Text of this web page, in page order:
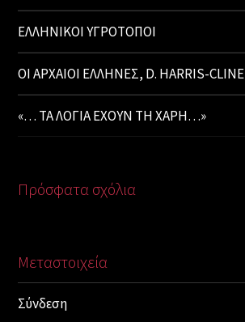
ΕΛΛΗΝΙΚΟΙ ΥΓΡΟΤΟΠΟΙ
ΟΙ ΑΡΧΑΙΟΙ ΕΛΛΗΝΕΣ, D. HARRIS-CLINE
«… ΤΑ ΛΟΓΙΑ ΕΧΟΥΝ ΤΗ ΧΑΡΗ…»
Πρόσφατα σχόλια
Μεταστοιχεία
Σύνδεση